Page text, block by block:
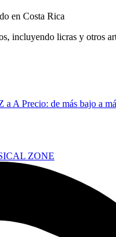
en Costa Rica
incluyendo licras y otros
a APrecio: de más bajo a